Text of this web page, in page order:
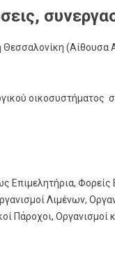
(Αίθουσα
Λιμένων,
Πάροχοι,